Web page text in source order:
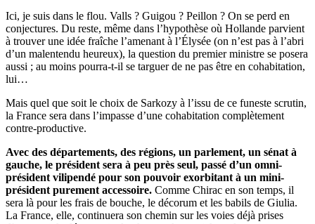
Ici, je suis dans le flou. Valls ? Guigou ? Peillon ? On se perd en
conjectures. Du reste, même dans l’hypothèse où Hollande parvient
à trouver une idée fraîche l’amenant à l’Élysée (on n’est pas à l’abri
d’un malentendu heureux), la question du premier ministre se posera
aussi ; au moins pourra-t-il se targuer de ne pas être en cohabitation,
lui…
Mais quel que soit le choix de Sarkozy à l’issu de ce funeste scrutin,
la France sera dans l’impasse d’une cohabitation complètement
contre-productive.
Avec des départements, des régions, un parlement, un sénat à
gauche, le président sera à peu près seul, passé d’un omni-
président vilipendé pour son pouvoir exorbitant à un mini-
président purement accessoire. Comme Chirac en son temps, il
sera là pour les frais de bouche, le décorum et les babils de Giulia.
La France, elle, continuera son chemin sur les voies déjà prises